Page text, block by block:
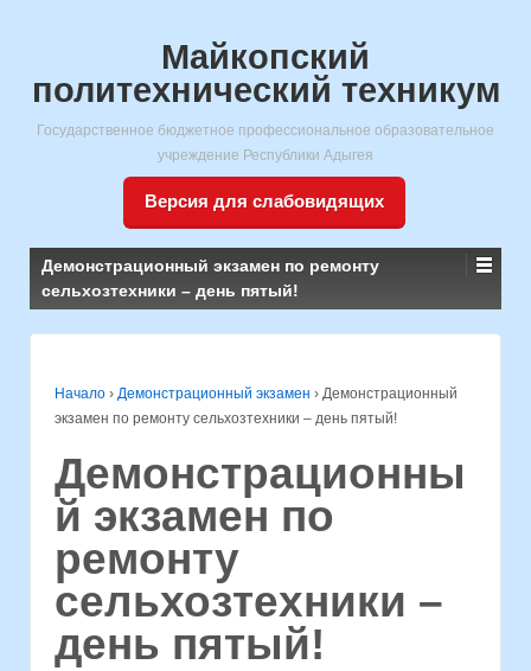
Майкопский
политехнический техникум
Государственное бюджетное профессиональное образовательное
учреждение Республики Адыгея
Версия для слабовидящих
Демонстрационный экзамен по ремонту
сельхозтехники – день пятый!
Начало › Демонстрационный экзамен › Демонстрационный
экзамен по ремонту сельхозтехники – день пятый!
Демонстрационны
й экзамен по
ремонту
сельхозтехники –
день пятый!